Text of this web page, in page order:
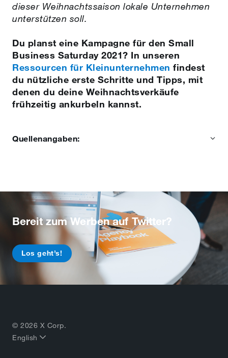
dieser Weihnachtssaison lokale Unternehmen
unterstützen soll.
Du planst eine Kampagne für den Small
Business Saturday 2021? In unseren
Ressourcen für Kleinunternehmen findest
du nützliche erste Schritte und Tipps, mit
denen du deine Weihnachtsverkäufe
frühzeitig ankurbeln kannst.
Quellenangaben:
Bereit zum Werben auf Twitter?
Los geht’s!
© 2026 X Corp.
English